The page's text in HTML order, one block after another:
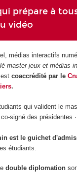
prépare à
vidéo
médias interactifs
master jeux et médias
coaccrédité par le
.
qui valident le
signé des présidentes
est le guichet
étudiants.
double diplomation